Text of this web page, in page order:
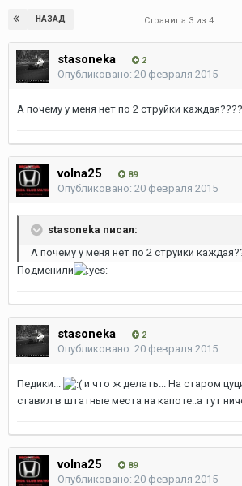
НАЗАД Страница 3 из 4
stasoneka 2
Опубликовано: 20 февраля 2015
А почему у меня нет по 2 струйки каждая????
volna25 89
Опубликовано: 20 февраля 2015
stasoneka писал:
А почему у меня нет по 2 струйки
Подменили
stasoneka 2
Опубликовано: 20 февраля 2015
Педики...
и что ж делать... На старом
ставил в штатные места на капоте..а тут
volna25 89
Опубликовано: 20 февраля 2015